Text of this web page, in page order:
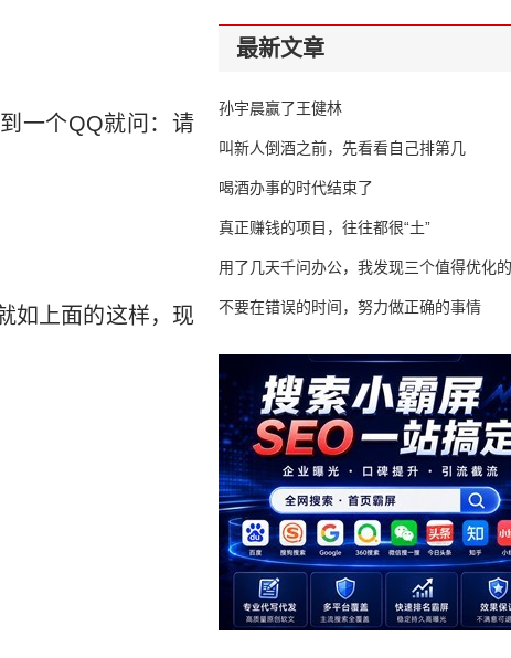
一个QQ就问：请
如上面的这样，现
最新文章
孙宇晨赢了王健林
叫新人倒酒之前，先看看自己排第几
喝酒办事的时代结束了
真正赚钱的项目，往往都很“土”
用了几天千问办公，我发现三个值得优化
不要在错误的时间，努力做正确的事情